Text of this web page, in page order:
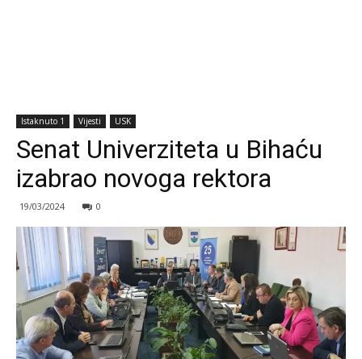
Istaknuto 1 Vijesti USK
Senat Univerziteta u Bihaću
izabrao novoga rektora
19/03/2024 0